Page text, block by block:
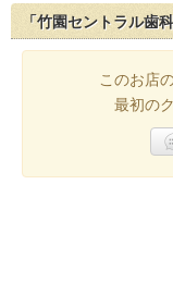
「竹園セントラル歯
このお店
最初の